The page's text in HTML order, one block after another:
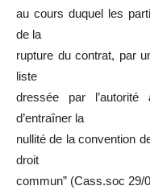
au cours duquel les
de la
rupture du contrat, par
liste
dressée par l’autorité
d’entraîner la
nullité de la convention
droit
commun” (Cass.soc 29/